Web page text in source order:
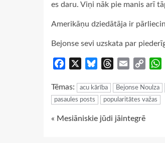
es daru. Viņi nāk pie manis arī
Amerikāņu dziedātāja ir
Bejonse sevi uzskata par
Facebook BlueskyThreads
Email
Copy
Tēmas: acu kārība Bejonse Noulza
pasaules posts
popularitātes važas
Continue
« Mesiāniskie jūdi jāintegrē